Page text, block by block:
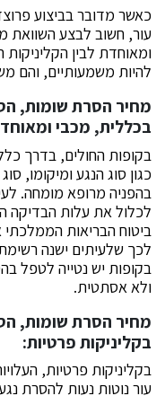
כאשר מדובר בביצוע
עור, חשוב לבצע השוואת
ומאוחדת לבין
להיות משמעותיים, והם
מחיר הסרת שומות,
בכללית, מכבי
בקופות החולים, בדרך
כגון סוג הנגע ומיקומו,
בהפניה מרופא מומחה.
לכלול את עלות הבדיקה
ביטוח הבריאות
לכך שלעיתים ישנה
בקופות יש נטייה לטפל
ולא אסתטית.
מחיר הסרת שומות,
בקליניקות פרטיות:
בקליניקות פרטיות,